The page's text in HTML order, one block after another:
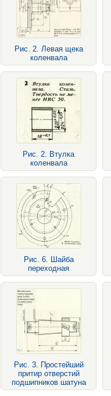
Рис. 2. Левая щека
коленвала
Рис. 2. Втулка
коленвала
Рис. 6. Шайба
переходная
Рис. 3. Простейший
притир отверстий
подшипников шатуна